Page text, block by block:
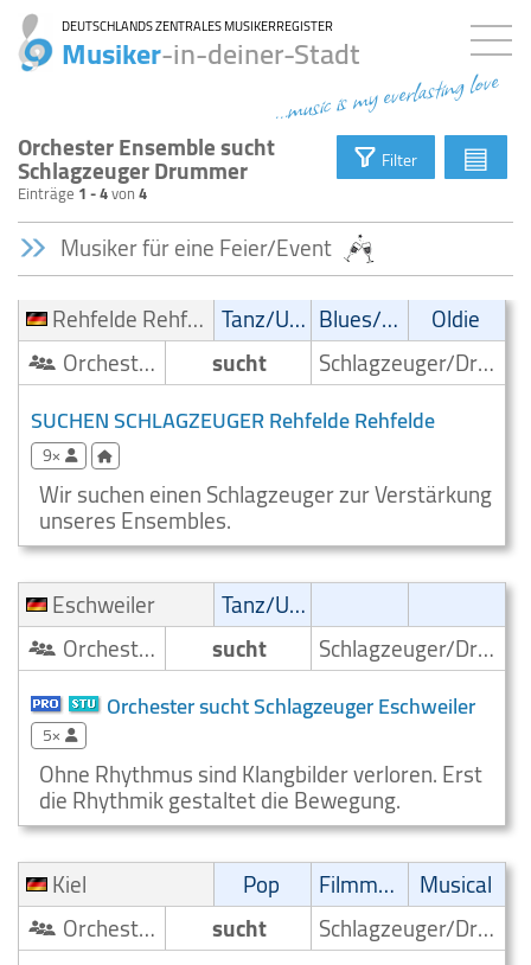
DEUTSCHLANDS ZENTRALES MUSIKERREGISTER
Musiker-in-deiner-Stadt
...music is my everlasting love
Orchester Ensemble sucht
Schlagzeuger Drummer
Einträge1 - 4von4
Filter ▤
Musiker für eine Feier/Event
Rehfelde Rehfelde
Tanz/Unterhaltungsmusik Blues/Swing
Oldie
Orchester/Ensemble
sucht Schlagzeuger/Drummer
SUCHEN SCHLAGZEUGER Rehfelde Rehfelde
9×
Wir suchen einen Schlagzeuger zur Verstärkung
unseres Ensembles.
Eschweiler
Tanz/Unterhaltungsmusik
Orchester/Ensemble
sucht Schlagzeuger/Drummer
Orchester sucht Schlagzeuger Eschweiler
5×
Ohne Rhythmus sind Klangbilder verloren. Erst
die Rhythmik gestaltet die Bewegung.
Kiel
Pop Filmmusik
Musical
Orchester/Ensemble
sucht Schlagzeuger/Drummer